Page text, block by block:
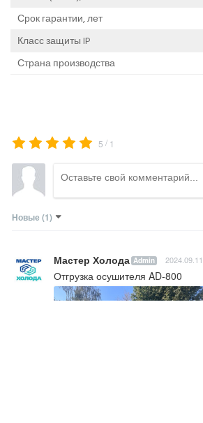
Срок гарантии, лет
Класс защиты IP
Страна производства
5 / 1
Новые (1)
Мастер Холода Admin
Отгрузка осушителя AD-800